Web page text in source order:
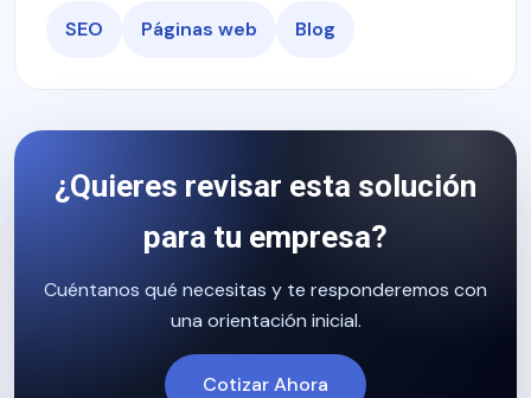
SEO Páginas web Blog
¿Quieres revisar esta solución
para tu empresa?
Cuéntanos qué necesitas y te responderemos con
una orientación inicial.
Cotizar Ahora